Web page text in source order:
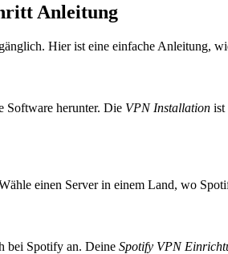
Anleitung
Hier ist eine einfache Anleitung,
Software herunter. Die VPN Installation ist
einen Server in einem Land, wo
bei Spotify an. Deine Spotify VPN